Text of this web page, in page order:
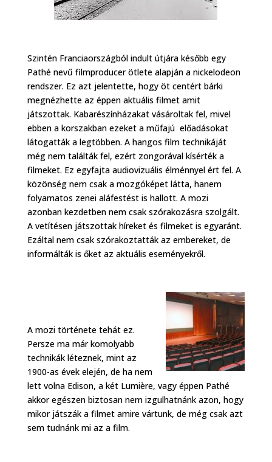
Szintén Franciaországból indult útjára később egy
Pathé nevű filmproducer ötlete alapján a nickelodeon
rendszer. Ez azt jelentette, hogy öt centért bárki
megnézhette az éppen aktuális filmet amit
játszottak. Kabarészínházakat vásároltak fel, mivel
ebben a korszakban ezeket a műfajú előadásokat
látogatták a legtöbben. A hangos film technikáját
még nem találták fel, ezért zongorával kísérték a
filmeket. Ez egyfajta audiovizuális élménnyel ért fel. A
közönség nem csak a mozgóképet látta, hanem
folyamatos zenei aláfestést is hallott. A mozi
azonban kezdetben nem csak szórakozásra szolgált.
A vetítésen játszottak híreket és filmeket is egyaránt.
Ezáltal nem csak szórakoztatták az embereket, de
informálták is őket az aktuális eseményekről.
A mozi története tehát ez.
Persze ma már komolyabb
technikák léteznek, mint az
1900-as évek elején, de ha nem
lett volna Edison, a két Lumière, vagy éppen Pathé
akkor egészen biztosan nem izgulhatnánk azon, hogy
mikor játszák a filmet amire vártunk, de még csak azt
sem tudnánk mi az a film.